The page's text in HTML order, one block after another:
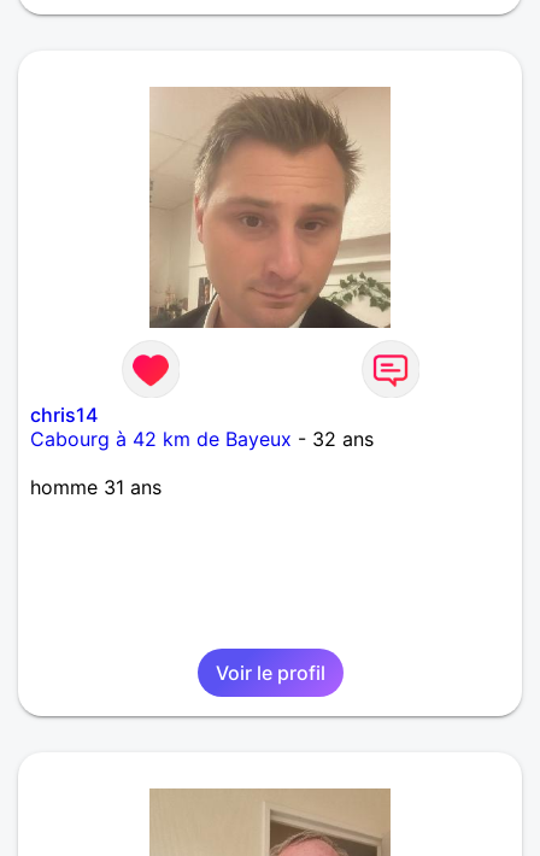
chris14
Cabourg à 42 km de Bayeux - 32 ans
homme 31 ans
Voir le profil